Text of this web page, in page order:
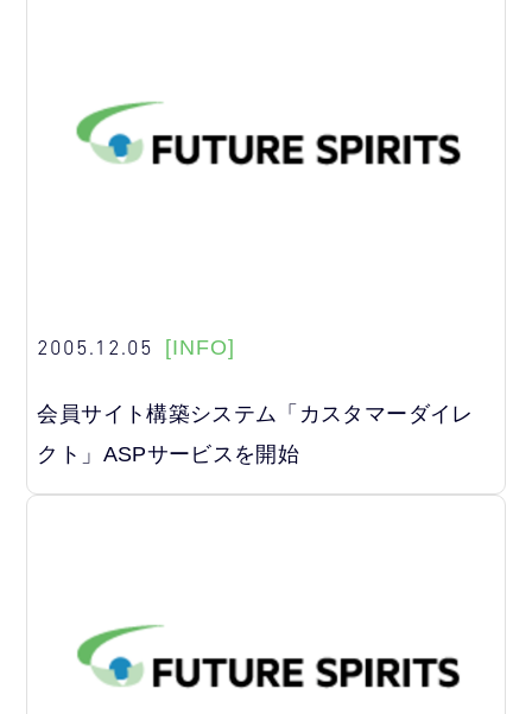
2005.12.05 [INFO]
会員サイト構築システム「カスタマーダイレ
クト」ASPサービスを開始